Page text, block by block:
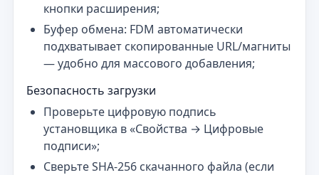
кнопки расширения;
Буфер обмена: FDM автоматически
подхватывает скопированные URL/магниты
— удобно для массового добавления;
Безопасность загрузки
Проверьте цифровую подпись
установщика в «Свойства → Цифровые
подписи»;
Сверьте SHA-256 скачанного файла (если